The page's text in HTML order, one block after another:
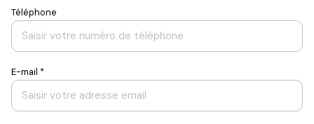
Saint-
Pierre-
d'Oléron
Saint-
Trojan-
les-
Saint-
Pierre-
d'Oléron
Saint-
Trojan-
les-
Saint-
Pierre-
d'Oléron
Saint-
Trojan-
les-
Saint-
Pierre-
d'Oléron
Saint-
Trojan-
les-
Téléphone
E-mail *